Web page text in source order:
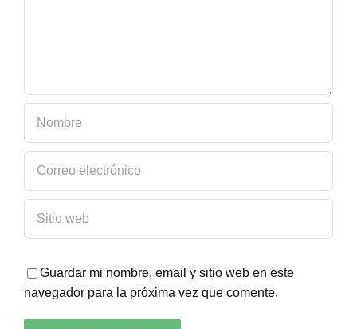
Guardar mi nombre, email y sitio web en este
navegador para la próxima vez que comente.